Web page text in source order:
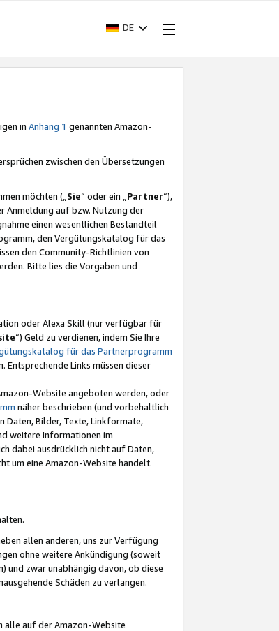
DE
in Anhang 1 genannten Amazon-
zwischen den Übersetzungen
möchten („Sie“ oder ein „Partner“),
Anmeldung auf bzw. Nutzung der
einen wesentlichen Bestandteil
den Vergütungskatalog für das
den Community-Richtlinien von
Bitte lies die Vorgaben und
oder Alexa Skill (nur verfügbar für
“) Geld zu verdienen, indem Sie Ihre
für das Partnerprogramm
Links müssen dieser
Website angeboten werden, oder
näher beschrieben (und vorbehaltlich
Daten, Bilder, Texte, Linkformate,
weitere Informationen im
dabei ausdrücklich nicht auf Daten,
um eine Amazon-Website handelt.
allen anderen, uns zur Verfügung
ohne weitere Ankündigung (soweit
und zwar unabhängig davon, ob diese
Schäden zu verlangen.
alle auf der Amazon-Website